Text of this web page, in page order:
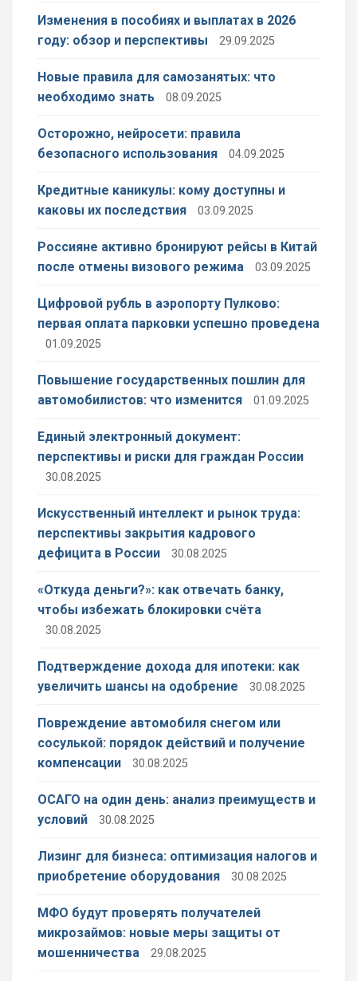
Изменения в пособиях и выплатах в 2026
году: обзор и перспективы
29.09.2025
Новые правила для самозанятых: что
необходимо знать
08.09.2025
Осторожно, нейросети: правила
безопасного использования
04.09.2025
Кредитные каникулы: кому доступны и
каковы их последствия
03.09.2025
Россияне активно бронируют рейсы в Китай
после отмены визового режима
03.09.2025
Цифровой рубль в аэропорту Пулково:
первая оплата парковки успешно проведена
01.09.2025
Повышение государственных пошлин для
автомобилистов: что изменится
01.09.2025
Единый электронный документ:
перспективы и риски для граждан России
30.08.2025
Искусственный интеллект и рынок труда:
перспективы закрытия кадрового
дефицита в России
30.08.2025
«Откуда деньги?»: как отвечать банку,
чтобы избежать блокировки счёта
30.08.2025
Подтверждение дохода для ипотеки: как
увеличить шансы на одобрение
30.08.2025
Повреждение автомобиля снегом или
сосулькой: порядок действий и получение
компенсации
30.08.2025
ОСАГО на один день: анализ преимуществ и
условий
30.08.2025
Лизинг для бизнеса: оптимизация налогов и
приобретение оборудования
30.08.2025
МФО будут проверять получателей
микрозаймов: новые меры защиты от
мошенничества
29.08.2025